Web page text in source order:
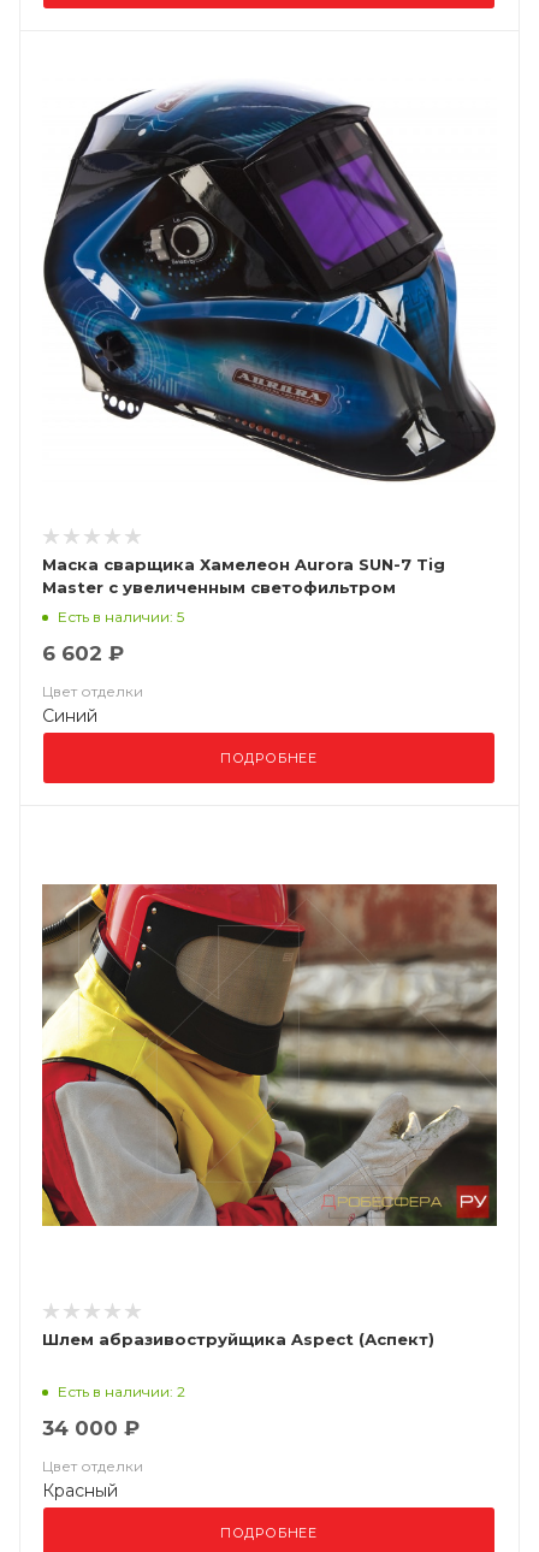
Маска сварщика Хамелеон Aurora SUN-7 Tig
Master с увеличенным светофильтром
Есть в наличии: 5
6 602 ₽
Цвет отделки
Синий
ПОДРОБНЕЕ
Шлем абразивоструйщика Aspect (Аспект)
Есть в наличии: 2
34 000 ₽
Цвет отделки
Красный
ПОДРОБНЕЕ